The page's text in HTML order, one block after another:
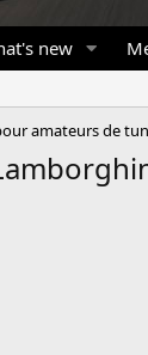
new
amateurs de